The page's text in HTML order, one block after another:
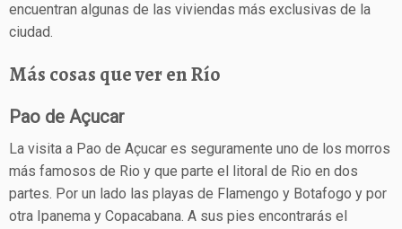
encuentran algunas de las viviendas más exclusivas de la
ciudad.
Más cosas que ver en Río
Pao de Açucar
La visita a Pao de Açucar es seguramente uno de los morros
más famosos de Rio y que parte el litoral de Rio en dos
partes. Por un lado las playas de Flamengo y Botafogo y por
otra Ipanema y Copacabana. A sus pies encontrarás el